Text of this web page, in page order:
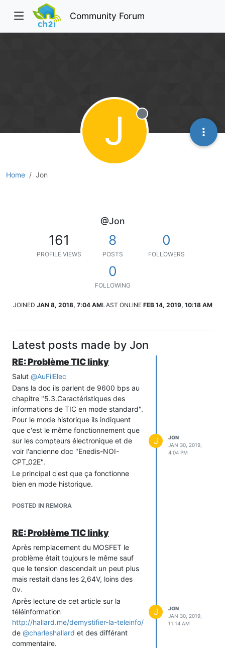
Community Forum
Home Jon
J Offline
@Jon
161
PROFILE VIEWS
8
POSTS
0
FOLLOWERS
0
FOLLOWING
JOINED JAN 8, 2018, 7:04 AMLAST ONLINE FEB 14, 2019, 10:18 AM
Latest posts made by Jon
RE: Problème TIC linky
Salut @AuFilElec
Dans la doc ils parlent de 9600 bps au
chapitre "5.3.Caractéristiques des
informations de TIC en mode standard".
Pour le mode historique ils indiquent
que c'est le même fonctionnement que
sur les compteurs électronique et de
voir l'ancienne doc "Enedis-NOI-
CPT_02E".
Le principal c'est que ça fonctionne
bien en mode historique.
standard tout de suite, je n'ai pas trop le
LibLibTeleinfo et j'ai besoin des données
de la TIC pour avancer sur mes autres
projets.
Jon
POSTED IN REMORA
J
JON
JAN 30, 2019,
4:04 PM
RE: Problème TIC linky
Après remplacement du MOSFET le
problème était toujours le même sauf
que le tension descendait un peut plus
mais restait dans les 2,64V, loins des
0v.
Après lecture de cet article sur la
téléinformation
http://hallard.me/demystifier-la-teleinfo/
de @charleshallard et des différant
commentaire.
J
JON
JAN 30, 2019,
11:14 AM